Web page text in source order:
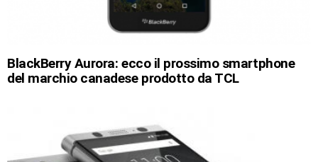
BlackBerry Aurora: ecco il prossimo smartphone
del marchio canadese prodotto da TCL